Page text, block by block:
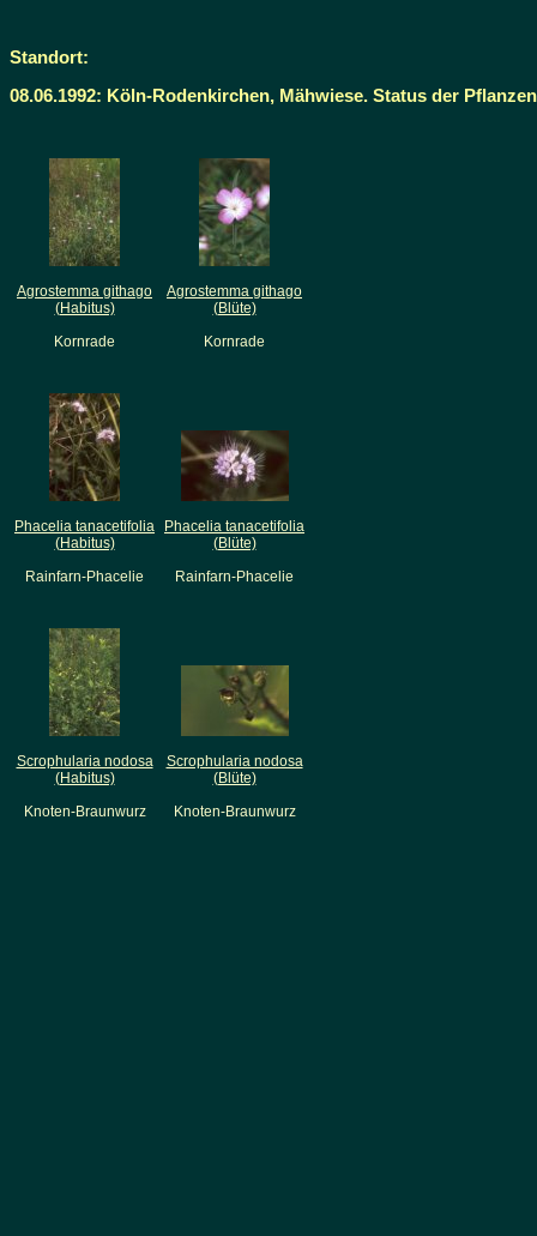
Standort:
08.06.1992: Köln-Rodenkirchen, Mähwiese. Status der
Agrostemma githago
(Habitus)
Kornrade
Agrostemma githago
(Blüte)
Kornrade
Phacelia tanacetifolia
(Habitus)
Rainfarn-Phacelie
Phacelia tanacetifolia
(Blüte)
Rainfarn-Phacelie
Scrophularia nodosa
(Habitus)
Knoten-Braunwurz
Scrophularia nodosa
(Blüte)
Knoten-Braunwurz